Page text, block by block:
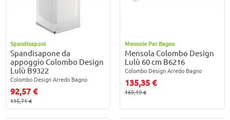
Spandisaponi
Spandisapone da
appoggio Colombo Design
Lulù B9322
Colombo Design Arredo Bagno
92,57 €
115,71 €
Mensole Per Bagno
Mensola Colombo Design
Lulù 60 cm B6216
Colombo Design Arredo Bagno
135,35 €
169,19 €